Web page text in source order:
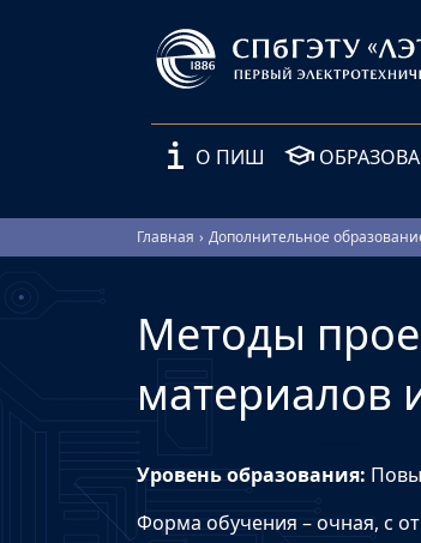
О ПИШ
Главная Дополнительное
Методы
материалов
Уровень образования:
Форма обучения – очная, с